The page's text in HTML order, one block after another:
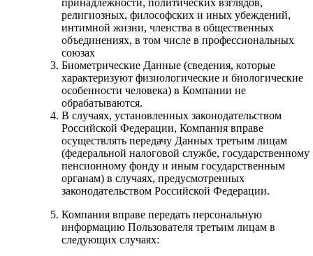
религиозных, философских и иных убеждений,
интимной жизни, членства в общественных
объединениях, в том числе в профессиональных
союзах
Биометрические Данные (сведения, которые
характеризуют физиологические и биологические
особенности человека) в Компании не
обрабатываются.
В случаях, установленных законодательством
Российской Федерации, Компания вправе
осуществлять передачу Данных третьим лицам
(федеральной налоговой службе, государственному
пенсионному фонду и иным государственным
органам) в случаях, предусмотренных
законодательством Российской Федерации.
Компания вправе передать персональную
информацию Пользователя третьим лицам в
следующих случаях: